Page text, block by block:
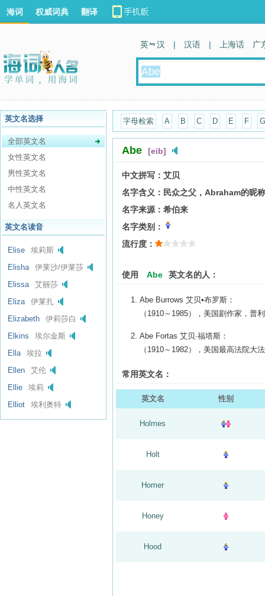
海词 权威词典 翻译
英 汉 | 汉语 | 上海话 广
英文名选择
全部英文名
女性英文名
男性英文名
中性英文名
名人英文名
英文名读音
Elise
埃莉斯
Elisha
伊莱沙/伊莱莎
Elissa
艾丽莎
Eliza
伊莱扎
Elizabeth
伊莉莎白
Elkins
埃尔金斯
Ella
埃拉
Ellen
艾伦
Ellie
埃莉
Elliot
埃利奥特
字母检索 A B C D E F G
Abe [eib]
中文拼写： 艾贝
名字含义： 民众之父，Abraham的昵称
名字来源： 希伯来
名字类别：
流行度：
使用 Abe 英文名的人：
Abe Burrows 艾贝•布罗斯：
（1910～1985），美国剧作家，普
Abe Fortas 艾贝·福塔斯：
（1910～1982），美国最高法院大
常用英文名：
英文名 性别
Holmes
Holt
Homer
Honey
Hood